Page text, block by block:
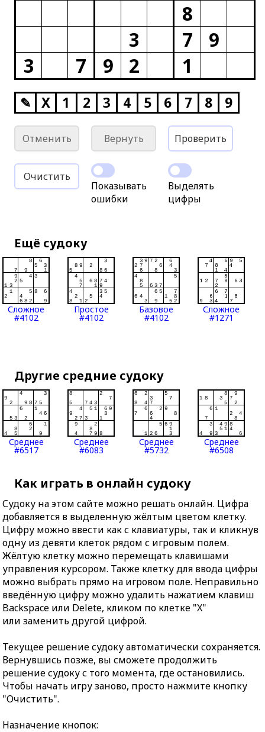
8
3
7
9
3
7 9 2 1
✎ X 1 2 3 4 5 6 7 8 9
Отменить Вернуть Проверить
Очистить
Показывать
ошибки
Выделять
цифры
Ещё судоку
Сложное
#4102
Простое
#4102
Базовое
#4102
Сложное
#1271
Другие средние судоку
Среднее
#6517
Среднее
#6083
Среднее
#5732
Среднее
#6508
Как играть в онлайн судоку
Судоку на этом сайте можно решать онлайн. Цифра
добавляется в выделенную жёлтым цветом клетку.
Цифру можно ввести как с клавиатуры, так и кликнув
одну из девяти клеток рядом с игровым полем.
Жёлтую клетку можно перемещать клавишами
управления курсором. Также клетку для ввода цифры
можно выбрать прямо на игровом поле. Неправильно
введённую цифру можно удалить нажатием клавиш
Backspace или Delete, кликом по клетке "X"
или заменить другой цифрой.
Текущее решение судоку автоматически сохраняется.
Вернувшись позже, вы сможете продолжить
решение судоку с того момента, где остановились.
Чтобы начать игру заново, просто нажмите кнопку
"Очистить".
Назначение кнопок: